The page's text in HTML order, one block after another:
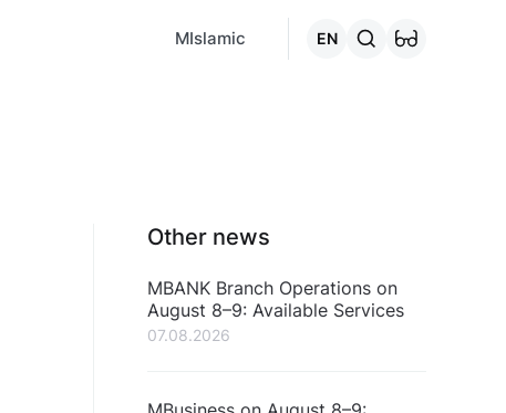
MIslamic EN
Other news
MBANK Branch Operations on
August 8–9: Available Services
07.08.2026